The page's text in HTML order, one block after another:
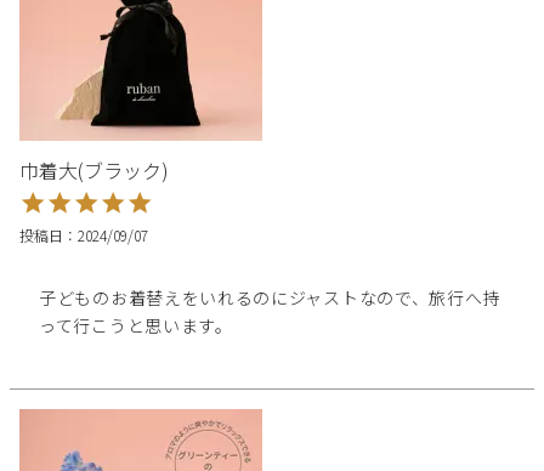
巾着大(ブラック)
投稿日 2024/09/07
子どものお着替えをいれるのにジャストなので、旅行へ持
って行こうと思います。